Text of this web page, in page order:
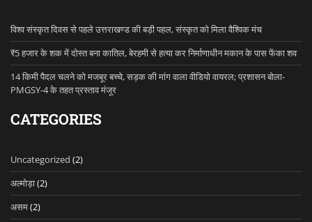
विश्व संस्कृत दिवस से पहले उत्तराखण्ड की बड़ी पहल, संस्कृत को मिला वैश्विक मंच
₹5 हजार के शक में दोस्त बना कातिल, बेरहमी से हत्या कर निर्माणाधीन मकान के पास फेंका शव
14 किमी पैदल चलने को मजबूर बच्चे, सड़क की मांग वाला वीडियो वायरल; प्रशासन बोला-
PMGSY-4 के तहत प्रस्ताव मंजूर
CATEGORIES
Uncategorized (2)
अल्मोड़ा(2)
असम(2)